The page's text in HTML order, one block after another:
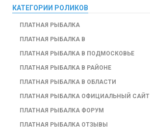
КАТЕГОРИИ РОЛИКОВ
ПЛАТНАЯ РЫБАЛКА
ПЛАТНАЯ РЫБАЛКА В
ПЛАТНАЯ РЫБАЛКА В ПОДМОСКОВЬЕ
ПЛАТНАЯ РЫБАЛКА В РАЙОНЕ
ПЛАТНАЯ РЫБАЛКА В ОБЛАСТИ
ПЛАТНАЯ РЫБАЛКА ОФИЦИАЛЬНЫЙ САЙТ
ПЛАТНАЯ РЫБАЛКА ФОРУМ
ПЛАТНАЯ РЫБАЛКА ОТЗЫВЫ